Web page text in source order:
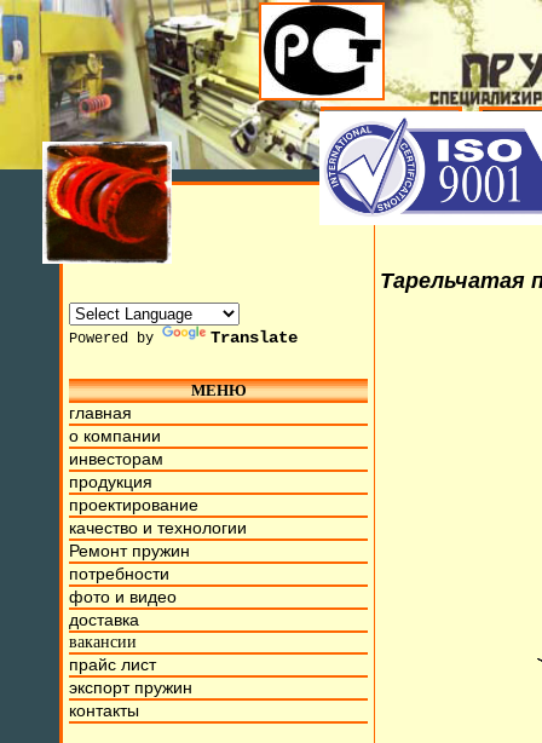
Powered by Translate
МЕНЮ
главная
о компании
инвесторам
продукция
проектирование
качество и технологии
Ремонт пружин
потребности
фото и видео
доставка
вакансии
прайс лист
экспорт пружин
контакты
Тарельчатая
2015г. Мы находимся на ул. Труда, д.17. Бесплатный